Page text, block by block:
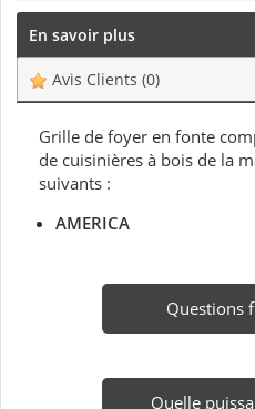
En savoir plus
Avis Clients (0)
Grille de foyer en fonte
de cuisinières à bois de la
suivants :
AMERICA
Questions
Quelle